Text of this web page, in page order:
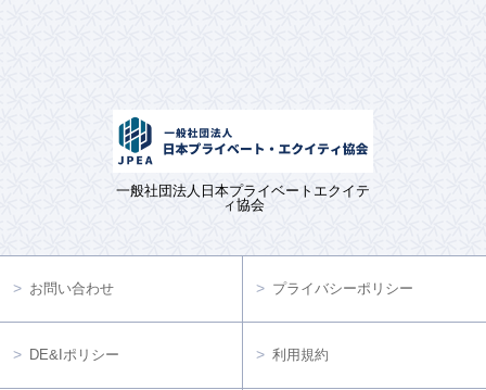
一般社団法人日本プライベートエクイテ
ィ協会
お問い合わせ プライバシーポリシー
DE&Iポリシー 利用規約